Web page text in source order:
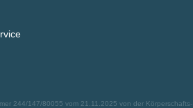
244/147/80055 vom 21.11.2025 von der Körperschafts-